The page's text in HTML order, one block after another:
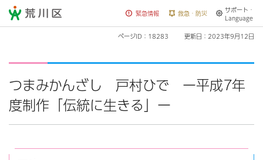
荒川区 緊急情報 救急・防災
サポート・
Language
ページID：18283 更新日：2023年9月12日
つまみかんざし 戸村ひで ー平成7年
度制作「伝統に生きる」ー